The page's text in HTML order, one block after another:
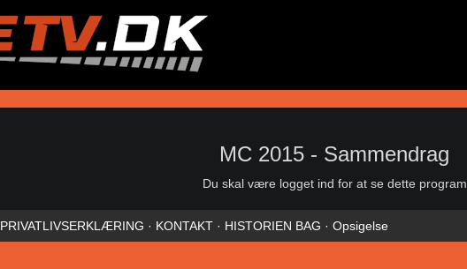
MC 2015 - Sammendrag
Du skal være logget ind for at se dette program
PRIVATLIVSERKLÆRING · KONTAKT · HISTORIEN BAG · Opsigelse